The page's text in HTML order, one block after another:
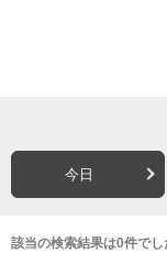
今日
該当の検索結果は0件でし